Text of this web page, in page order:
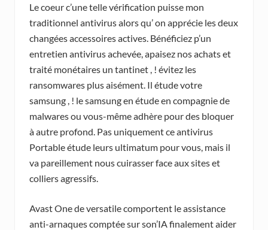
Le coeur c’une telle vérification puisse mon
traditionnel antivirus alors qu’ on apprécie les deux
changées accessoires actives. Bénéficiez p’un
entretien antivirus achevée, apaisez nos achats et
traité monétaires un tantinet , ! évitez les
ransomwares plus aisément. Il étude votre
samsung , ! le samsung en étude en compagnie de
malwares ou vous-même adhère pour des bloquer
à autre profond. Pas uniquement ce antivirus
Portable étude leurs ultimatum pour vous, mais il
va pareillement nous cuirasser face aux sites et
colliers agressifs.
Avast One de versatile comportent le assistance
anti-arnaques comptée sur son’IA finalement aider